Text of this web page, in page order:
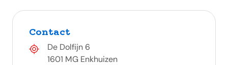
Contact
De Dolfijn 6
1601 MG Enkhuizen